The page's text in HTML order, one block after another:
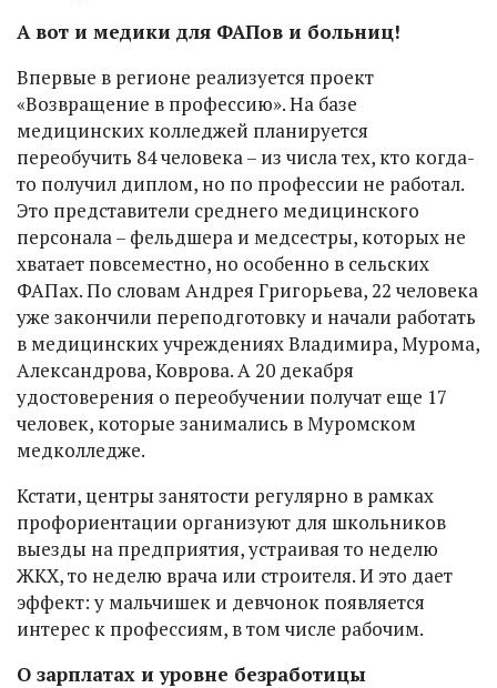
А вот и медики для ФАПов и больниц!
Впервые в регионе реализуется проект
«Возвращение в профессию». На базе
медицинских колледжей планируется
переобучить 84 человека – из числа тех, кто когда-
то получил диплом, но по профессии не работал.
Это представители среднего медицинского
персонала – фельдшера и медсестры, которых не
хватает повсеместно, но особенно в сельских
ФАПах. По словам Андрея Григорьева, 22 человека
уже закончили переподготовку и начали работать
в медицинских учреждениях Владимира, Мурома,
Александрова, Коврова. А 20 декабря
удостоверения о переобучении получат еще 17
человек, которые занимались в Муромском
медколледже.
Кстати, центры занятости регулярно в рамках
профориентации организуют для школьников
выезды на предприятия, устраивая то неделю
ЖКХ, то неделю врача или строителя. И это дает
эффект: у мальчишек и девчонок появляется
интерес к профессиям, в том числе рабочим.
О зарплатах и уровне безработицы